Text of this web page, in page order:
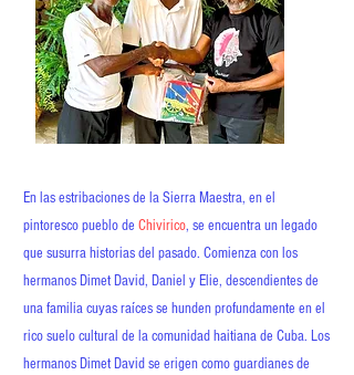
En las estribaciones de la Sierra Maestra, en el
pintoresco pueblo de Chivirico, se encuentra un legado
que susurra historias del pasado. Comienza con los
hermanos Dimet David, Daniel y Elie, descendientes de
una familia cuyas raíces se hunden profundamente en el
rico suelo cultural de la comunidad haitiana de Cuba. Los
hermanos Dimet David se erigen como guardianes de